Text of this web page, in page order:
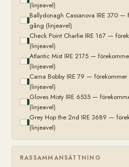
(linjeavel)
Ballydonagh Cassanova IRE 370 —
gång (linjeavel)
Check Point Charlie IRE 167 —
(linjeavel)
Atlantic Mist IRE 2175 —
(linjeavel)
Carna Bobby IRE 79 —
(linjeavel)
Gloves Misty IRE 6535 —
(linjeavel)
Grey Hop the 2nd IRE 3689 —
(linjeavel)
RASSAMMANSÄTTNING